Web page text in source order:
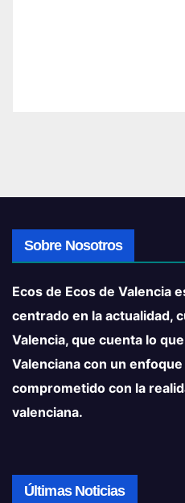
Sobre Nosotros
Ecos de Ecos de Valencia
centrado en la actualidad,
Valencia, que cuenta lo
Valenciana con un
comprometido con la
valenciana.
Últimas Noticias